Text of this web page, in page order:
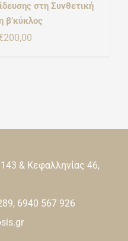
στη Συνθετική
β’κύκλος
200,00
& Κεφαλληνίας 46,
, 6940 567 926